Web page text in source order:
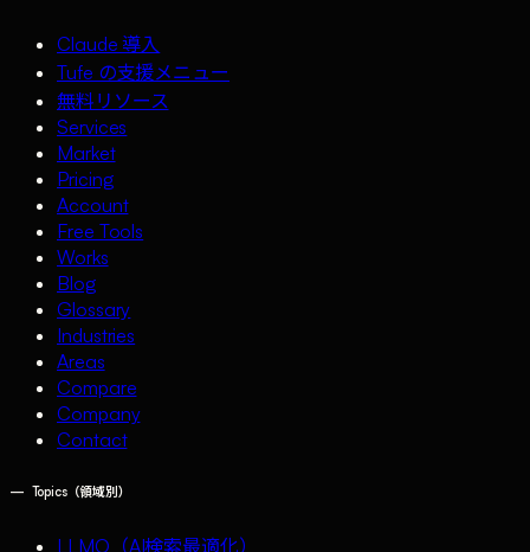
Claude 導入
Tufe の支援メニュー
無料リソース
Services
Market
Pricing
Account
Free Tools
Works
Blog
Glossary
Industries
Areas
Compare
Company
Contact
— Topics（領域別）
LLMO（AI検索最適化）